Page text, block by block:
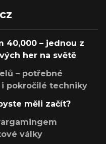
40,000 – jednou z
her na světě
– potřebné
pokročilé techniky
měli začít?
války